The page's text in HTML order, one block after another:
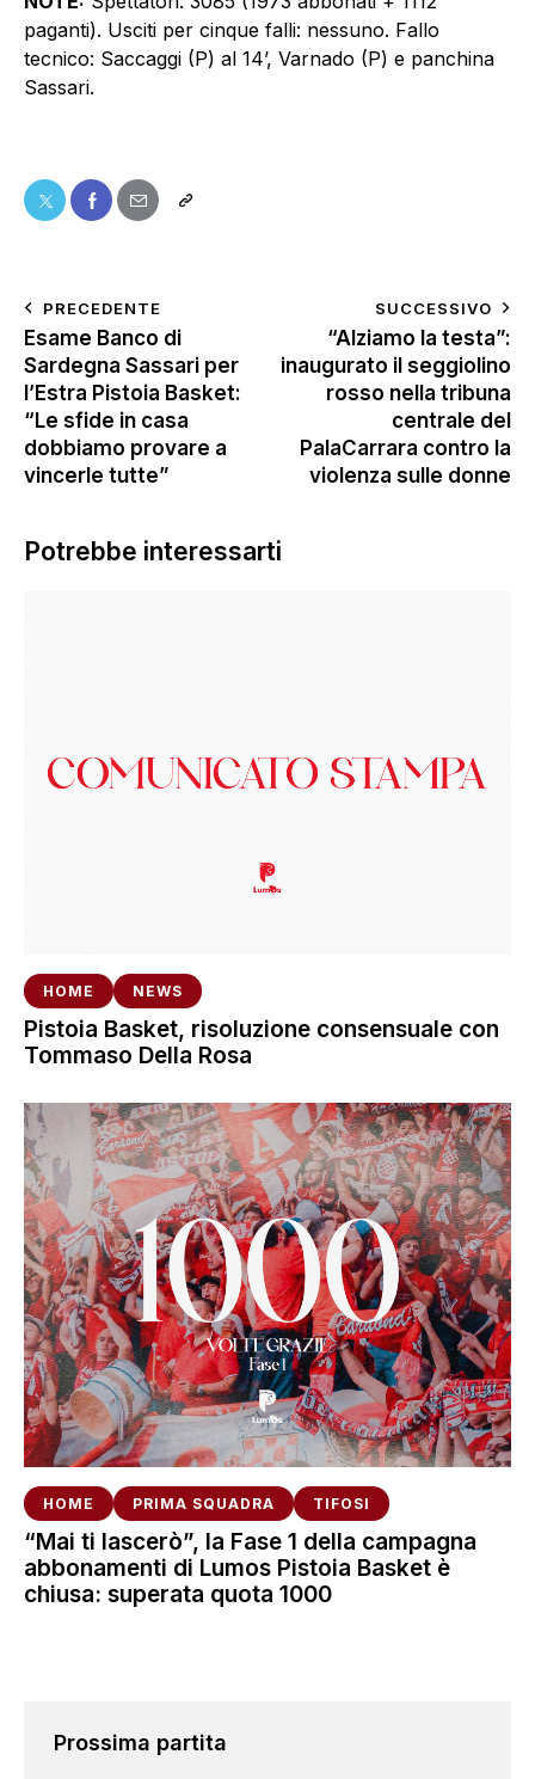
paganti). Usciti per cinque falli: nessuno. Fallo
tecnico: Saccaggi (P) al 14’, Varnado (P) e panchina
Sassari.
PRECEDENTE
Esame Banco di
Sardegna Sassari per
l’Estra Pistoia Basket:
“Le sfide in casa
dobbiamo provare a
vincerle tutte”
SUCCESSIVO
“Alziamo la testa”:
inaugurato il seggiolino
rosso nella tribuna
centrale del
PalaCarrara contro la
violenza sulle donne
Potrebbe interessarti
HOME NEWS
Pistoia Basket, risoluzione consensuale con
Tommaso Della Rosa
HOME PRIMA SQUADRA TIFOSI
“Mai ti lascerò”, la Fase 1 della campagna
abbonamenti di Lumos Pistoia Basket è
chiusa: superata quota 1000
Prossima partita